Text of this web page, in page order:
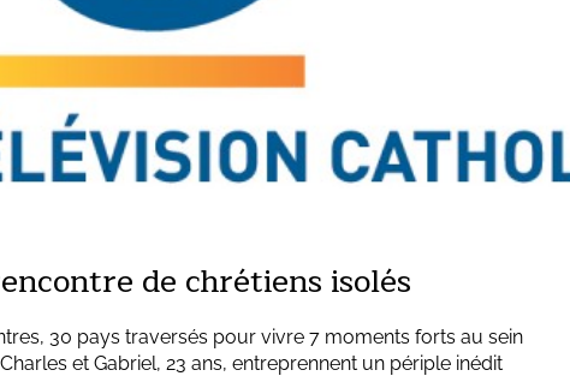
de chrétiens isolés
30 pays traversés pour vivre 7 moments forts au sein
et Gabriel, 23 ans, entreprennent un périple inédit